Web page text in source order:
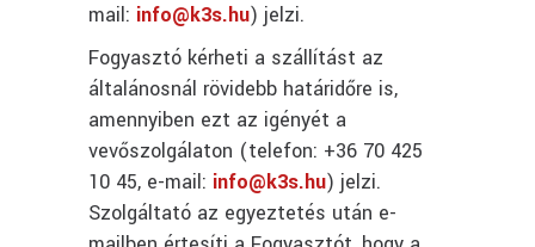
mail: info@k3s.hu) jelzi.
Fogyasztó kérheti a szállítást az
általánosnál rövidebb határidőre is,
amennyiben ezt az igényét a
vevőszolgálaton (telefon: +36 70 425
10 45, e-mail: info@k3s.hu) jelzi.
Szolgáltató az egyeztetés után e-